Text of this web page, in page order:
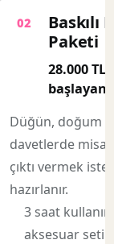
Baskılı
Paketi
28.000
başlayan
Düğün, doğum
davetlerde
çıktı vermek
hazırlanır.
3 saat
aksesuar seti